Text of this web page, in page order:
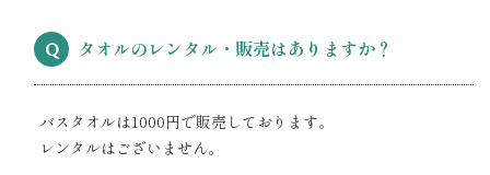
Q タオルのレンタル・販売はありますか？
バスタオルは1000円で販売しております。
レンタルはございません。